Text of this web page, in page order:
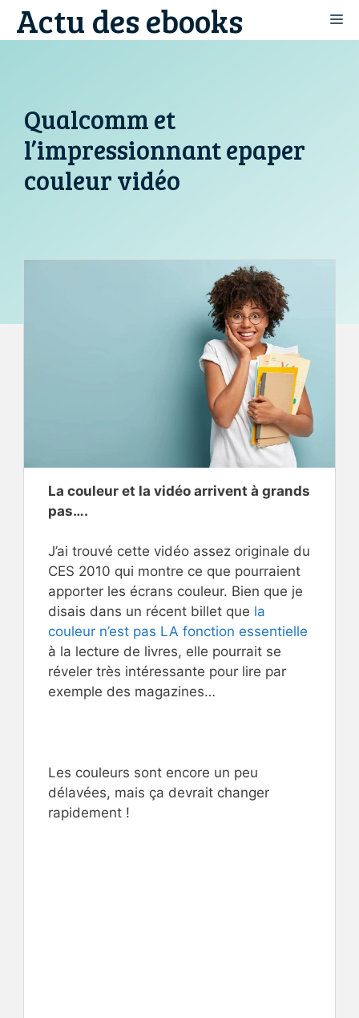
AllerActu des ebooks
Qualcomm et
l’impressionnant epaper
couleur vidéo
La couleur et la vidéo arrivent à grands
pas….
J’ai trouvé cette vidéo assez originale du
CES 2010 qui montre ce que pourraient
apporter les écrans couleur. Bien que je
disais dans un récent billet que la
couleur n’est pas LA fonction essentielle
à la lecture de livres, elle pourrait se
réveler très intéressante pour lire par
exemple des magazines…
Les couleurs sont encore un peu
délavées, mais ça devrait changer
rapidement !